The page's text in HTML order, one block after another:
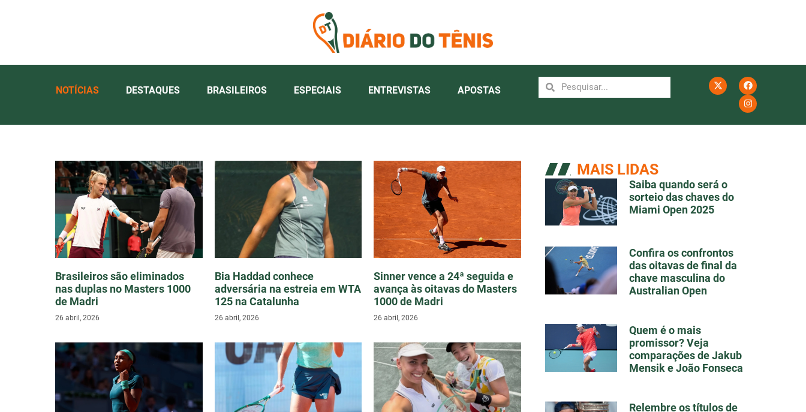
NOTÍCIAS DESTAQUES BRASILEIROS ESPECIAIS ENTREVISTAS APOSTAS
Brasileiros são eliminados
nas duplas no Masters 1000
de Madri
26 abril, 2026
Bia Haddad conhece
adversária na estreia em WTA
125 na Catalunha
26 abril, 2026
Sinner vence a 24ª seguida e
avança às oitavas do Masters
1000 de Madri
26 abril, 2026
MAIS LIDAS
Saiba quando será o
sorteio das chaves do
Miami Open 2025
Confira os confrontos
das oitavas de final da
chave masculina do
Australian Open
Quem é o mais
promissor? Veja
comparações de Jakub
Mensik e João Fonseca
Relembre os títulos de